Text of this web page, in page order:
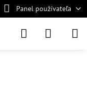
Panel používateľa